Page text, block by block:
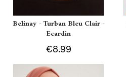
Belinay - Turban Bleu Clair -
Ecardin
€8.99